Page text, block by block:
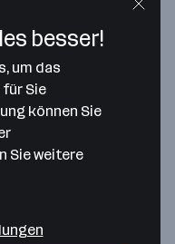
Map data ©2026 Google
besser!
um das
Sie
können Sie
Sie weitere